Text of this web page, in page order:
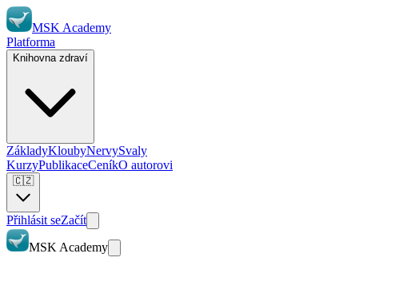
MSK Academy
Platforma
Knihovna zdraví
ZákladyKloubyNervySvaly
KurzyPublikaceCeníkO autorovi
🇨🇿
Přihlásit seZačít
MSK Academy